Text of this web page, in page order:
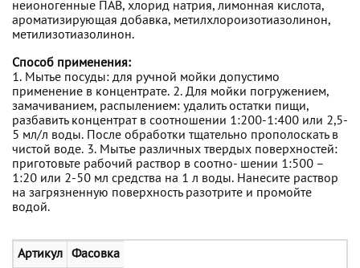
неионогенные ПАВ, хлорид натрия, лимонная кислота,
ароматизирующая добавка, метилхлороизотиазолинон,
метилизотиазолинон.
Способ применения:
1. Мытье посуды: для ручной мойки допустимо
применение в концентрате. 2. Для мойки погружением,
замачиванием, распылением: удалить остатки пищи,
разбавить концентрат в соотношении 1:200-1:400 или 2,5-
5 мл/л воды. После обработки тщательно прополоскать в
чистой воде. 3. Мытье различных твердых поверхностей:
приготовьте рабочий раствор в соотно- шении 1:500 –
1:20 или 2-50 мл средства на 1 л воды. Нанесите раствор
на загрязненную поверхность разотрите и промойте
водой.
Артикул Фасовка